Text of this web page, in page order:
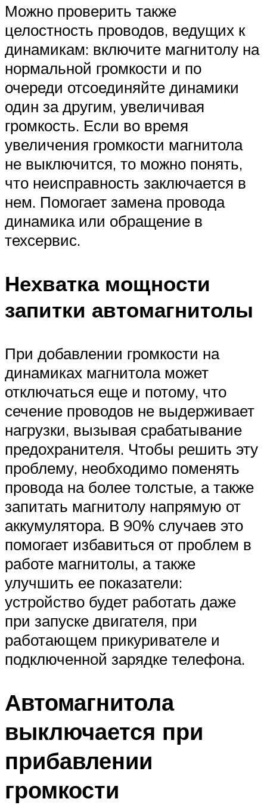
Можно проверить также
целостность проводов, ведущих к
динамикам: включите магнитолу на
нормальной громкости и по
очереди отсоединяйте динамики
один за другим, увеличивая
громкость. Если во время
увеличения громкости магнитола
не выключится, то можно понять,
что неисправность заключается в
нем. Помогает замена провода
динамика или обращение в
техсервис.
Нехватка мощности
запитки автомагнитолы
При добавлении громкости на
динамиках магнитола может
отключаться еще и потому, что
сечение проводов не выдерживает
нагрузки, вызывая срабатывание
предохранителя. Чтобы решить эту
проблему, необходимо поменять
провода на более толстые, а также
запитать магнитолу напрямую от
аккумулятора. В 90% случаев это
помогает избавиться от проблем в
работе магнитолы, а также
улучшить ее показатели:
устройство будет работать даже
при запуске двигателя, при
работающем прикуривателе и
подключенной зарядке телефона.
Автомагнитола
выключается при
прибавлении
громкости